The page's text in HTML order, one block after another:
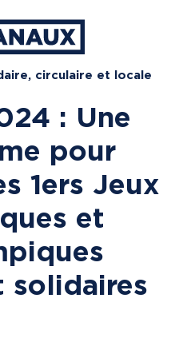
circulaire et locale
: Une
pour
1ers Jeux
et
solidaires